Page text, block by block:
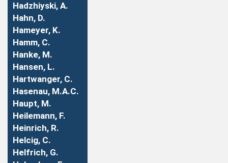
Hadzhiyski, A.
Hahn, D.
Hameyer, K.
Hamm, C.
Hanke, M.
Hansen, L.
Hartwanger, C.
Hasenau, M.A.C.
Haupt, M.
Heilemann, F.
Heinrich, R.
Helcig, C.
Helfrich, G.